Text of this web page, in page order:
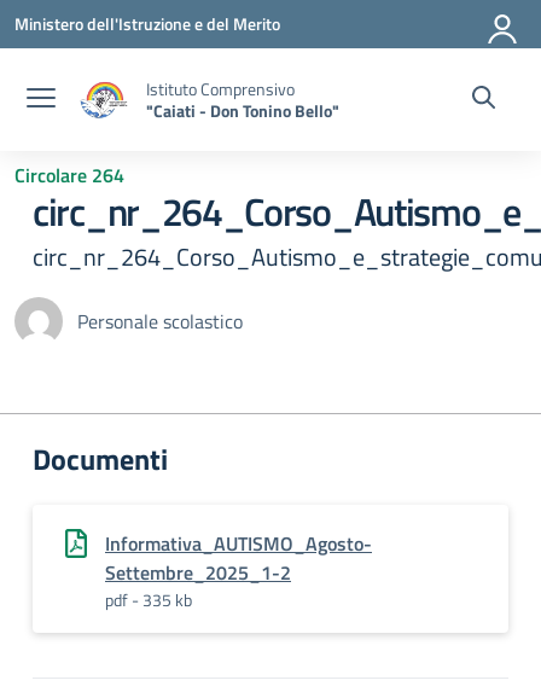
Vai ai contenuti
Vai al menu di navigazione
Vai al footer
Ministero dell'Istruzione e del Merito
Istituto Comprensivo
"Caiati - Don Tonino Bello"
Circolare 264
Personale scolastico
Documenti
Informativa_AUTISMO_Agosto-
Settembre_2025_1-2
pdf - 335 kb